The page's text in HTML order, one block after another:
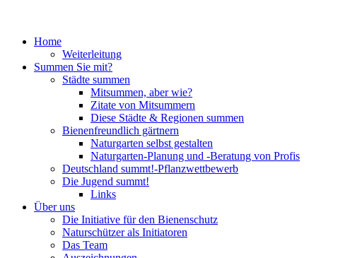
Home
Weiterleitung
Summen Sie mit?
Städte summen
Mitsummen, aber wie?
Zitate von Mitsummern
Diese Städte & Regionen summen
Bienenfreundlich gärtnern
Naturgarten selbst gestalten
Naturgarten-Planung und -Beratung von Profis
Deutschland summt!-Pflanzwettbewerb
Die Jugend summt!
Links
Über uns
Die Initiative für den Bienenschutz
Naturschützer als Initiatoren
Das Team